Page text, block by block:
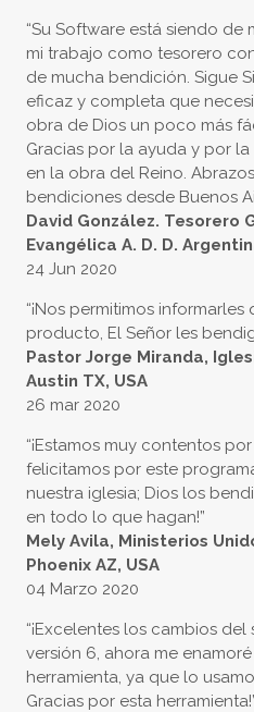
“Su Software está siendo
mi trabajo como tesorero
de mucha bendición. Sigue
eficaz y completa que
obra de Dios un poco más
Gracias por la ayuda y por
en la obra del Reino.
bendiciones desde Buenos
David González. Tesorero
Evangélica A. D. D.
24 Jun 2020
“¡Nos permitimos
producto, El Señor les
Pastor Jorge Miranda,
Austin TX, USA
26 mar 2020
“¡Estamos muy contentos
felicitamos por este
nuestra iglesia; Dios los
en todo lo que hagan!”
Mely Avila, Ministerios
Phoenix AZ, USA
04 Marzo 2020
“¡Excelentes los cambios
versión 6, ahora me
herramienta, ya que lo
Gracias por esta